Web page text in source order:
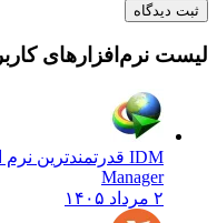
دیدگاه
نرم‌افزارهای کاربردی
IDM قدرتمندترین نرم افزار دانلود
Manager